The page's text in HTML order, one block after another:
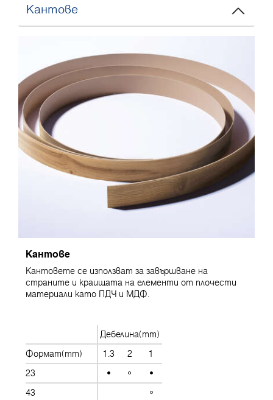
Кантове
Кантове
Кантовете се използват за завършване на
страните и краищата на елементи от плочести
материали като ПДЧ и МДФ.
Дебелина(mm)
Формат(mm)
1.3 2
1
23
43